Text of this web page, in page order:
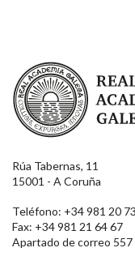
Real Academia Galega
Rúa Tabernas, 11
15001 - A Coruña
Teléfono: +34 981 20
Fax: +34 981 21 64 67
Apartado de correo 557